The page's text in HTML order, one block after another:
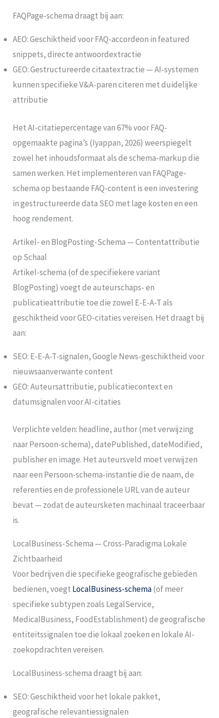
FAQPage-schema draagt bij aan:
AEO: Geschiktheid voor FAQ-accordeon in featured
snippets, directe antwoordextractie
GEO: Gestructureerde citaatextractie — AI-systemen
kunnen specifieke V&A-paren citeren met duidelijke
attributie
Het AI-citatiepercentage van 67% voor FAQ-
opgemaakte pagina’s (Iyappan, 2026) weerspiegelt
zowel het inhoudsformaat als de schema-markup die
samen werken. Het implementeren van FAQPage-
schema op bestaande FAQ-content is een investering
in gestructureerde data SEO met lage kosten en een
hoog rendement.
Artikel- en BlogPosting-Schema — Contentattributie
op Schaal
Artikel-schema (of de specifiekere variant
BlogPosting) voegt de auteurschaps- en
publicatieattributie toe die zowel E-E-A-T als
geschiktheid voor GEO-citaties vereisen. Het draagt bij
aan:
SEO: E-E-A-T-signalen, Google News-geschiktheid voor
nieuwsaanverwante content
GEO: Auteursattributie, publicatiecontext en
datumsignalen voor AI-citaties
Verplichte velden: headline, author (met verwijzing
naar Persoon-schema), datePublished, dateModified,
publisher en image. Het auteursveld moet verwijzen
naar een Persoon-schema-instantie die de naam, de
referenties en de professionele URL van de auteur
bevat — zodat de auteursketen machinaal traceerbaar
is.
LocalBusiness-Schema — Cross-Paradigma Lokale
Zichtbaarheid
Voor bedrijven die specifieke geografische gebieden
bedienen, voegt LocalBusiness-schema(of meer
specifieke subtypen zoals LegalService,
MedicalBusiness, FoodEstablishment) de geografische
entiteitssignalen toe die lokaal zoeken en lokale AI-
zoekopdrachten vereisen.
LocalBusiness-schema draagt bij aan:
SEO: Geschiktheid voor het lokale pakket,
geografische relevantiessignalen